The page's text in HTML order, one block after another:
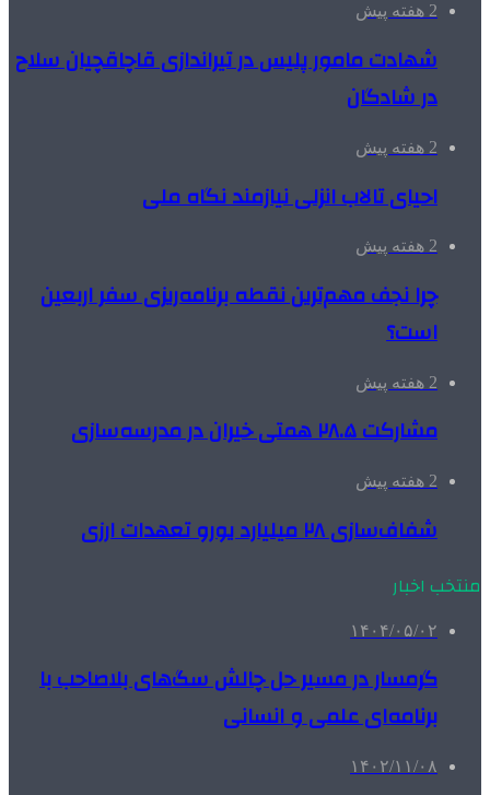
2 هفته پیش
شهادت مامور پلیس در تیراندازی قاچاقچیان سلاح
در شادگان
2 هفته پیش
احیای تالاب انزلی نیازمند نگاه ملی
2 هفته پیش
چرا نجف مهم‌ترین نقطه برنامه‌ریزی سفر اربعین
است؟
2 هفته پیش
مشارکت ۲۸.۵ همتی خیران در مدرسه‌سازی
2 هفته پیش
شفاف‌سازی ۲۸ میلیارد یورو تعهدات ارزی
منتخب اخبار
۱۴۰۴/۰۵/۰۲
گرمسار در مسیر حل چالش سگ‌های بلاصاحب با
برنامه‌ای علمی و انسانی
۱۴۰۲/۱۱/۰۸